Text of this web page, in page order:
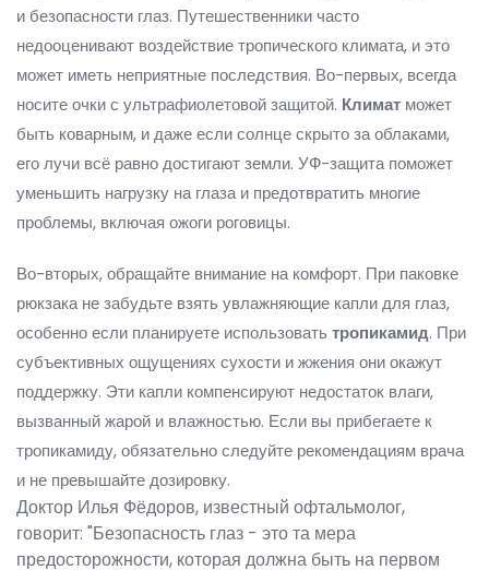
и безопасности глаз. Путешественники часто
недооценивают воздействие тропического климата, и это
может иметь неприятные последствия. Во-первых, всегда
носите очки с ультрафиолетовой защитой. Климат может
быть коварным, и даже если солнце скрыто за облаками,
его лучи всё равно достигают земли. УФ-защита поможет
уменьшить нагрузку на глаза и предотвратить многие
проблемы, включая ожоги роговицы.
Во-вторых, обращайте внимание на комфорт. При паковке
рюкзака не забудьте взять увлажняющие капли для глаз,
особенно если планируете использовать тропикамид. При
субъективных ощущениях сухости и жжения они окажут
поддержку. Эти капли компенсируют недостаток влаги,
вызванный жарой и влажностью. Если вы прибегаете к
тропикамиду, обязательно следуйте рекомендациям врача
и не превышайте дозировку.
Доктор Илья Фёдоров, известный офтальмолог,
говорит: "Безопасность глаз - это та мера
предосторожности, которая должна быть на первом